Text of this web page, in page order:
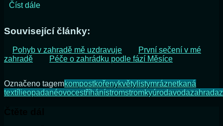
Číst dále
Související články:
Pohyb v zahradě mě uzdravuje
První sečení v mé
zahradě
Péče o zahrádku podle fází Měsíce
Označeno tagemkompostkořenykvětylistymráznetkaná
textílieopadanéovocestříhánístromstromkyúrodavodazahrada